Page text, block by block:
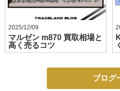
2025/12/09
マルゼン m870 買取相場と
高く売るコツ
ブログ